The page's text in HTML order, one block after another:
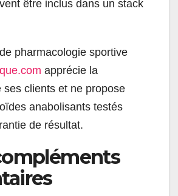
être inclus dans un stack
pharmacologie sportive
apprécie la
ses clients et ne propose
anabolisants testés
de résultat.